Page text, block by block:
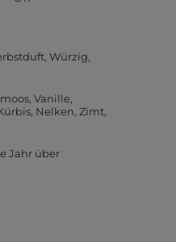
Würzig
Vanille
Nelken Zimt
Jahr über